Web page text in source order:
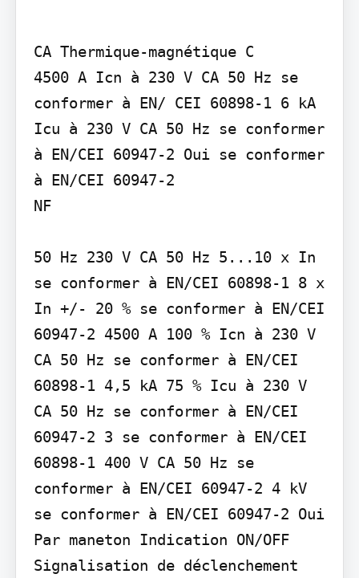
CA Thermique-magnétique C
4500 A Icn à 230 V CA 50 Hz se
conformer à EN/ CEI 60898-1 6 kA
Icu à 230 V CA 50 Hz se conformer
à EN/CEI 60947-2 Oui se conformer
à EN/CEI 60947-2
NF
50 Hz 230 V CA 50 Hz 5...10 x In
se conformer à EN/CEI 60898-1 8 x
In +/- 20 % se conformer à EN/CEI
60947-2 4500 A 100 % Icn à 230 V
CA 50 Hz se conformer à EN/CEI
60898-1 4,5 kA 75 % Icu à 230 V
CA 50 Hz se conformer à EN/CEI
60947-2 3 se conformer à EN/CEI
60898-1 400 V CA 50 Hz se
conformer à EN/CEI 60947-2 4 kV
se conformer à EN/CEI 60947-2 Oui
Par maneton Indication ON/OFF
Signalisation de déclenchement